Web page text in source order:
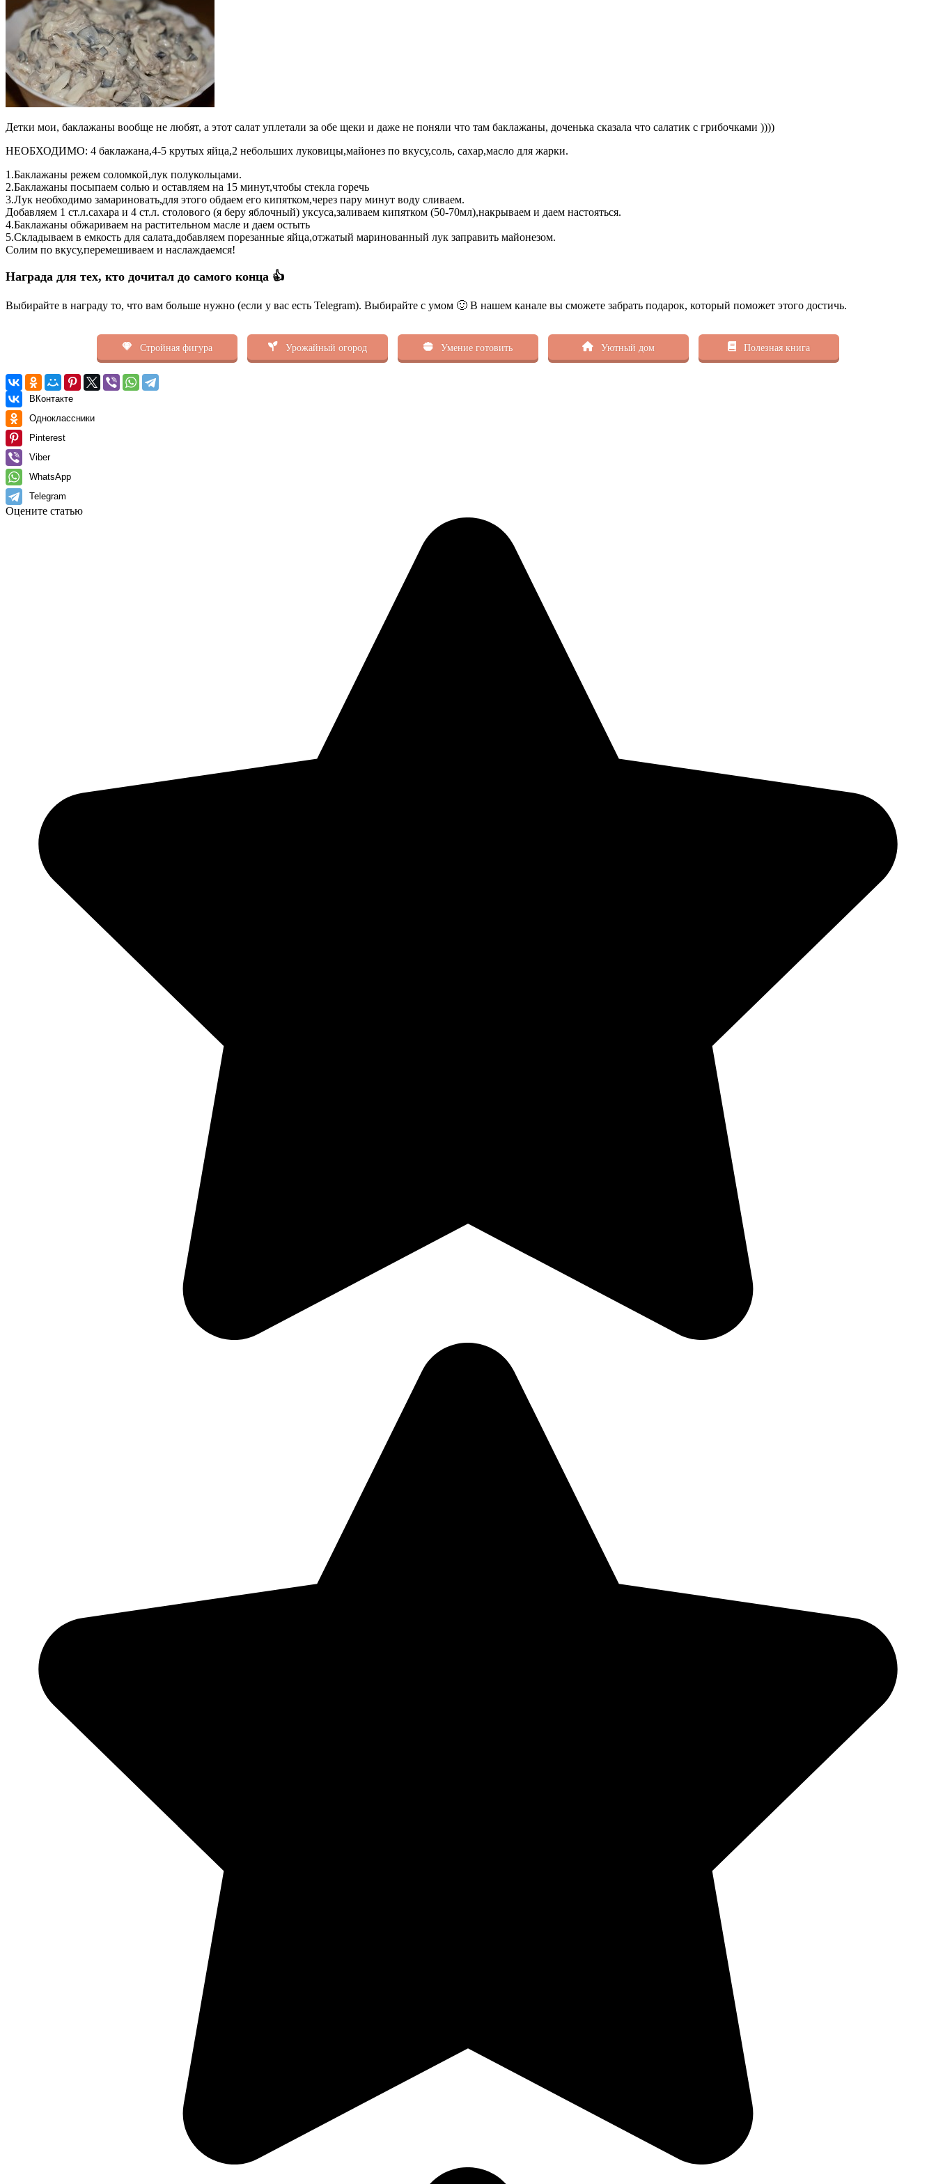
Детки мои, баклажаны вообще не любят, а этот салат уплетали за обе щеки и даже не поняли что там баклажаны, доченька сказала что салатик с грибочками ))))
НЕОБХОДИМО: 4 баклажана,4-5 крутых яйца,2 небольших луковицы,майонез по вкусу,соль, сахар,масло для жарки.
1.Баклажаны режем соломкой,лук полукольцами.
2.Баклажаны посыпаем солью и оставляем на 15 минут,чтобы стекла горечь
3.Лук необходимо замариновать,для этого обдаем его кипятком,через пару минут воду сливаем.
Добавляем 1 ст.л.сахара и 4 ст.л. столового (я беру яблочный) уксуса,заливаем кипятком (50-70мл),накрываем и даем настояться.
4.Баклажаны обжариваем на растительном масле и даем остыть
5.Складываем в емкость для салата,добавляем порезанные яйца,отжатый маринованный лук заправить майонезом.
Солим по вкусу,перемешиваем и наслаждаемся!
Награда для тех, кто дочитал до самого конца 👍
Выбирайте в награду то, что вам больше нужно (если у вас есть Telegram). Выбирайте с умом 🙂 В нашем канале вы сможете забрать подарок, который поможет этого достичь.
Стройная фигура Урожайный огород Умение готовить Уютный дом Полезная книга
ВКонтакте
Одноклассники
Pinterest
Viber
WhatsApp
Telegram
Оцените статью